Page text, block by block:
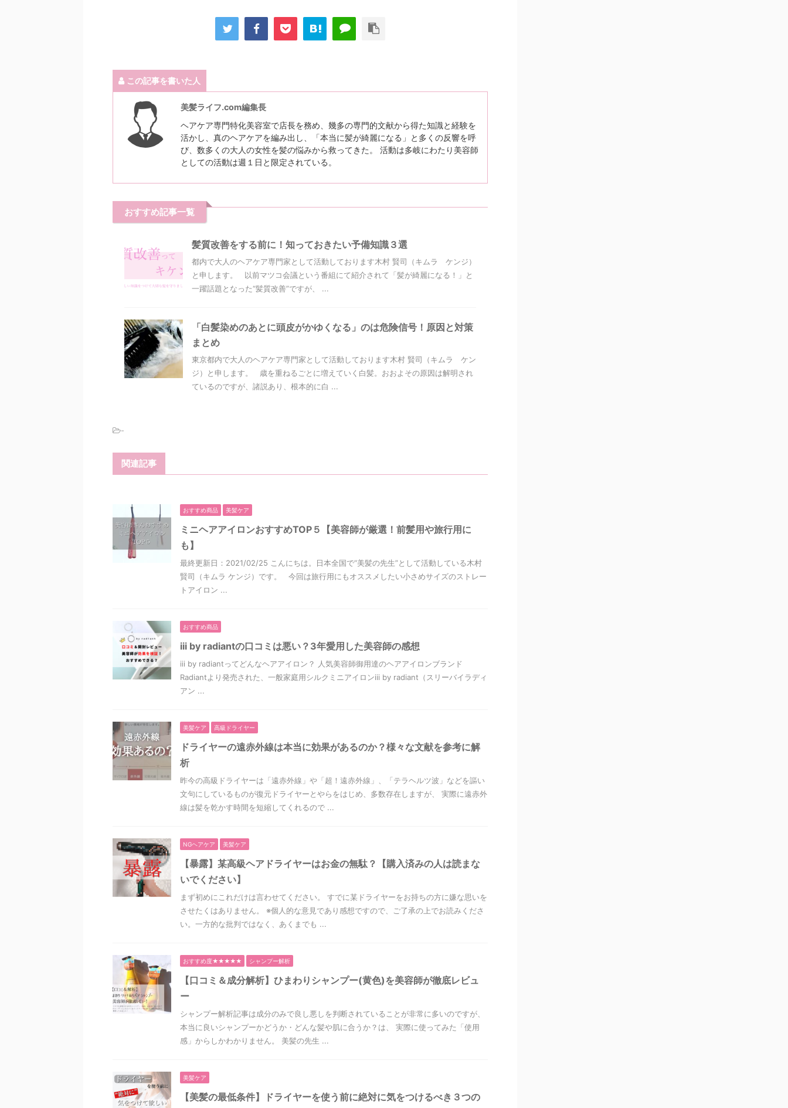
この記事を書いた人
美髪ライフ.com編集長
ヘアケア専門特化美容室で店長を務め、幾多の専門的文献から得た知識と経験を
活かし、真のヘアケアを編み出し、「本当に髪が綺麗になる」と多くの反響を呼
び、数多くの大人の女性を髪の悩みから救ってきた。 活動は多岐にわたり美容師
としての活動は週１日と限定されている。
おすすめ記事一覧
髪質改善をする前に！知っておきたい予備知識３選
都内で大人のヘアケア専門家として活動しております木村 賢司（キムラ ケンジ）
と申します。 以前マツコ会議という番組にて紹介されて「髪が綺麗になる！」と
一躍話題となった“髪質改善”ですが、 ...
「白髪染めのあとに頭皮がかゆくなる」のは危険信号！原因と対策
まとめ
東京都内で大人のヘアケア専門家として活動しております木村 賢司（キムラ ケン
ジ）と申します。 歳を重ねるごとに増えていく白髪。おおよその原因は解明され
ているのですが、諸説あり、根本的に白 ...
-
関連記事
おすすめ商品 美髪ケア
ミニヘアアイロンおすすめTOP５【美容師が厳選！前髪用や旅行用に
も】
最終更新日：2021/02/25 こんにちは。日本全国で“美髪の先生”として活動している木村
賢司（キムラ ケンジ）です。 今回は旅行用にもオススメしたい小さめサイズのストレー
トアイロン ...
おすすめ商品
iii by radiantの口コミは悪い？3年愛用した美容師の感想
iii by radiantってどんなヘアアイロン？ 人気美容師御用達のヘアアイロンブランド
Radiantより発売された、一般家庭用シルクミニアイロンiii by radiant（スリーバイラディ
アン ...
美髪ケア 高級ドライヤー
ドライヤーの遠赤外線は本当に効果があるのか？様々な文献を参考に解
析
昨今の高級ドライヤーは「遠赤外線」や「超！遠赤外線」、「テラヘルツ波」などを謳い
文句にしているものが復元ドライヤーとやらをはじめ、多数存在しますが、 実際に遠赤外
線は髪を乾かす時間を短縮してくれるので ...
NGヘアケア 美髪ケア
【暴露】某高級ヘアドライヤーはお金の無駄？【購入済みの人は読まな
いでください】
まず初めにこれだけは言わせてください。 すでに某ドライヤーをお持ちの方に嫌な思いを
させたくはありません。 ※個人的な意見であり感想ですので、ご了承の上でお読みくださ
い。一方的な批判ではなく、あくまでも ...
おすすめ度★★★★★ シャンプー解析
【口コミ＆成分解析】ひまわりシャンプー(黄色)を美容師が徹底レビュ
ー
シャンプー解析記事は成分のみで良し悪しを判断されていることが非常に多いのですが、
本当に良いシャンプーかどうか・どんな髪や肌に合うか？は、 実際に使ってみた「使用
感」からしかわかりません。 美髪の先生 ...
美髪ケア
【美髪の最低条件】ドライヤーを使う前に絶対に気をつけるべき３つの